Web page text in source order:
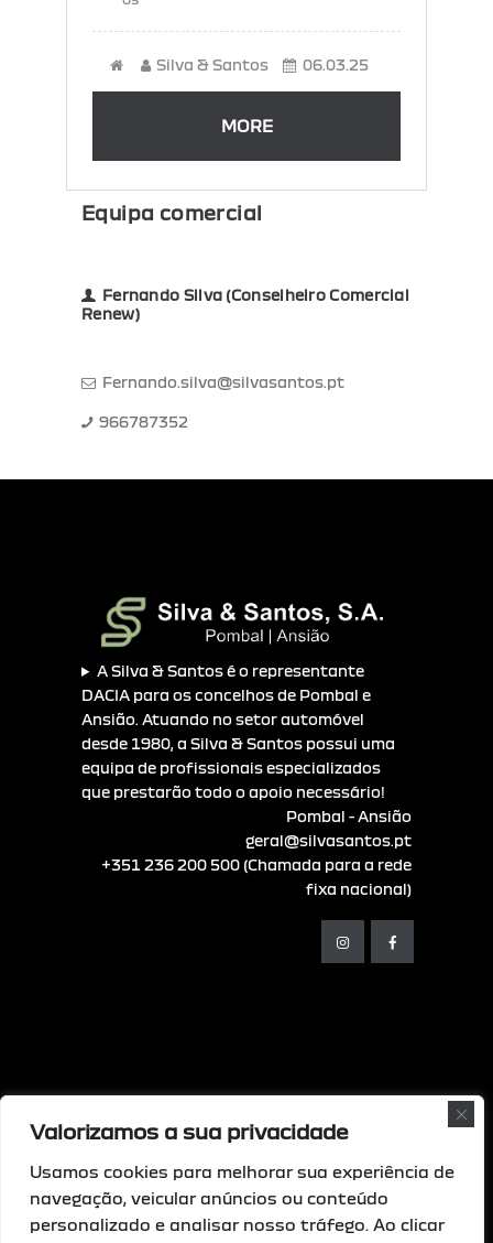
Valorizamos a sua privacidade
Usamos cookies para melhorar sua experiência de
navegação, veicular anúncios ou conteúdo
personalizado e analisar nosso tráfego. Ao clicar
Silva & Santos 06.03.25
MORE
Equipa comercial
Fernando Silva (Conselheiro Comercial
Renew)
Fernando.silva@silvasantos.pt
966787352
A Silva & Santos é o representante
DACIA para os concelhos de Pombal e
Ansião. Atuando no setor automóvel
desde 1980, a Silva & Santos possui uma
equipa de profissionais especializados
que prestarão todo o apoio necessário!
Pombal - Ansião
geral@silvasantos.pt
+351 236 200 500 (Chamada para a rede
fixa nacional)
© Copyright - 2026 Comsoftweb • Todos os
direitos reservados
Livro de Reclamações Digital | Resolução